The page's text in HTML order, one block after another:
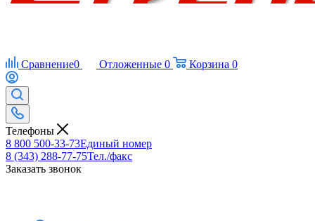
Сравнение0 Отложенные 0 Корзина 0
Телефоны
8 800 500-33-73Единый номер
8 (343) 288-77-75Тел./факс
Заказать звонок